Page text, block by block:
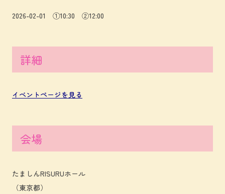
2026-02-01 ①10:30 ②12:00
詳細
イベントページを見る
会場
たましんRISURUホール
（東京都）